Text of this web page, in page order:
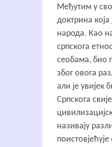
Међутим у
доктрина
народа. Као
српскога
сеобама, био
због овога
али је увијек
Српскога
називају